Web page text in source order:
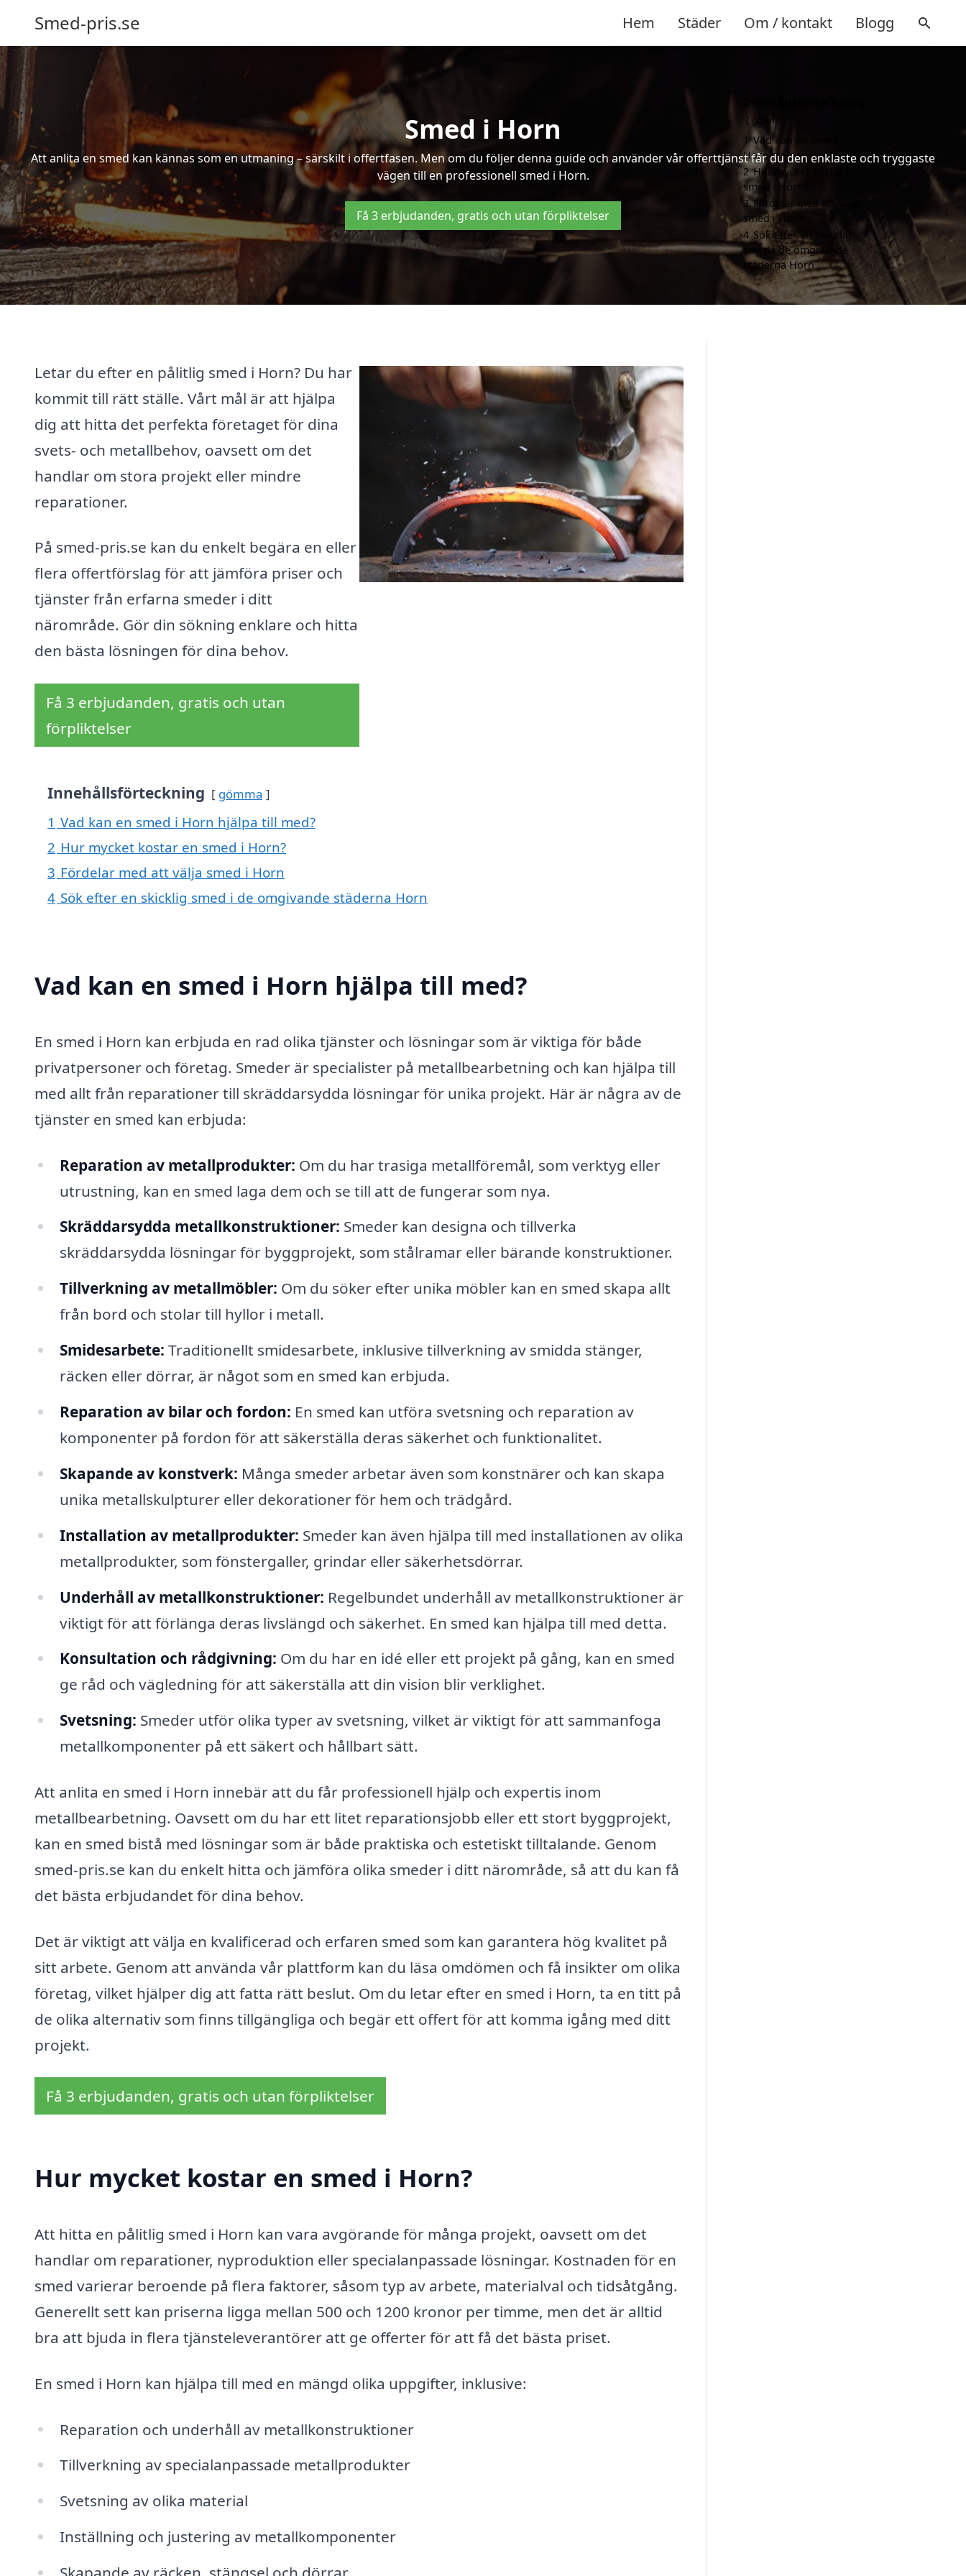
Smed-pris.se Hem Städer Om / kontakt Blogg
Smed i Horn
Att anlita en smed kan kännas som en utmaning – särskilt i offertfasen. Men om du följer denna guide och använder vår offerttjänst får du den enklaste och tryggaste
vägen till en professionell smed i Horn.
Få 3 erbjudanden, gratis och utan förpliktelser
Letar du efter en pålitlig smed i Horn? Du har
kommit till rätt ställe. Vårt mål är att hjälpa
dig att hitta det perfekta företaget för dina
svets- och metallbehov, oavsett om det
handlar om stora projekt eller mindre
reparationer.
På smed-pris.se kan du enkelt begära en eller
flera offertförslag för att jämföra priser och
tjänster från erfarna smeder i ditt
närområde. Gör din sökning enklare och hitta
den bästa lösningen för dina behov.
Få 3 erbjudanden, gratis och utan
förpliktelser
Innehållsförteckning gömma
1 Vad kan en smed i Horn hjälpa till med?
2 Hur mycket kostar en smed i Horn?
3 Fördelar med att välja smed i Horn
4 Sök efter en skicklig smed i de omgivande städerna Horn
Vad kan en smed i Horn hjälpa till med?
En smed i Horn kan erbjuda en rad olika tjänster och lösningar som är viktiga för både
privatpersoner och företag. Smeder är specialister på metallbearbetning och kan hjälpa till
med allt från reparationer till skräddarsydda lösningar för unika projekt. Här är några av de
tjänster en smed kan erbjuda:
Reparation av metallprodukter: Om du har trasiga metallföremål, som verktyg eller
utrustning, kan en smed laga dem och se till att de fungerar som nya.
Skräddarsydda metallkonstruktioner: Smeder kan designa och tillverka
skräddarsydda lösningar för byggprojekt, som stålramar eller bärande konstruktioner.
Tillverkning av metallmöbler: Om du söker efter unika möbler kan en smed skapa allt
från bord och stolar till hyllor i metall.
Smidesarbete: Traditionellt smidesarbete, inklusive tillverkning av smidda stänger,
räcken eller dörrar, är något som en smed kan erbjuda.
Reparation av bilar och fordon: En smed kan utföra svetsning och reparation av
komponenter på fordon för att säkerställa deras säkerhet och funktionalitet.
Skapande av konstverk: Många smeder arbetar även som konstnärer och kan skapa
unika metallskulpturer eller dekorationer för hem och trädgård.
Installation av metallprodukter: Smeder kan även hjälpa till med installationen av olika
metallprodukter, som fönstergaller, grindar eller säkerhetsdörrar.
Underhåll av metallkonstruktioner: Regelbundet underhåll av metallkonstruktioner är
viktigt för att förlänga deras livslängd och säkerhet. En smed kan hjälpa till med detta.
Konsultation och rådgivning: Om du har en idé eller ett projekt på gång, kan en smed
ge råd och vägledning för att säkerställa att din vision blir verklighet.
Svetsning: Smeder utför olika typer av svetsning, vilket är viktigt för att sammanfoga
metallkomponenter på ett säkert och hållbart sätt.
Att anlita en smed i Horn innebär att du får professionell hjälp och expertis inom
metallbearbetning. Oavsett om du har ett litet reparationsjobb eller ett stort byggprojekt,
kan en smed bistå med lösningar som är både praktiska och estetiskt tilltalande. Genom
smed-pris.se kan du enkelt hitta och jämföra olika smeder i ditt närområde, så att du kan få
det bästa erbjudandet för dina behov.
Det är viktigt att välja en kvalificerad och erfaren smed som kan garantera hög kvalitet på
sitt arbete. Genom att använda vår plattform kan du läsa omdömen och få insikter om olika
företag, vilket hjälper dig att fatta rätt beslut. Om du letar efter en smed i Horn, ta en titt på
de olika alternativ som finns tillgängliga och begär ett offert för att komma igång med ditt
projekt.
Få 3 erbjudanden, gratis och utan förpliktelser
Hur mycket kostar en smed i Horn?
Att hitta en pålitlig smed i Horn kan vara avgörande för många projekt, oavsett om det
handlar om reparationer, nyproduktion eller specialanpassade lösningar. Kostnaden för en
smed varierar beroende på flera faktorer, såsom typ av arbete, materialval och tidsåtgång.
Generellt sett kan priserna ligga mellan 500 och 1200 kronor per timme, men det är alltid
bra att bjuda in flera tjänsteleverantörer att ge offerter för att få det bästa priset.
En smed i Horn kan hjälpa till med en mängd olika uppgifter, inklusive:
Reparation och underhåll av metallkonstruktioner
Tillverkning av specialanpassade metallprodukter
Svetsning av olika material
Inställning och justering av metallkomponenter
gömma
1 Vad kan en smed i
Horn hjälpa till med?
2 Hur mycket kostar en
smed i Horn?
3 Fördelar med att välja
smed i Horn
4 Sök efter en skicklig
smed i de omgivande
städerna Horn